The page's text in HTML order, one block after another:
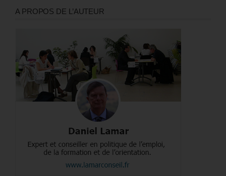
A PROPOS DE L’AUTEUR